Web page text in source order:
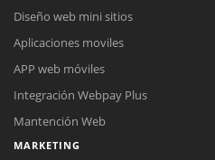
Diseño web mini sitios
Aplicaciones moviles
APP web móviles
Integración Webpay Plus
Mantención Web
MARKETING